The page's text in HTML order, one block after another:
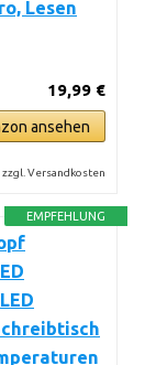
Lesen
19,99 €
ansehen
zzgl. Versandkosten
EMPFEHLUNG